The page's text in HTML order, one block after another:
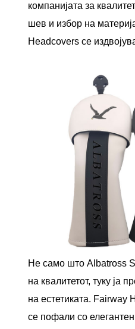
компанијата за
шев и избор на
Headcovers се
Не само што Albatross
на квалитетот, туку ја
на естетиката. Fairway
се пофали со